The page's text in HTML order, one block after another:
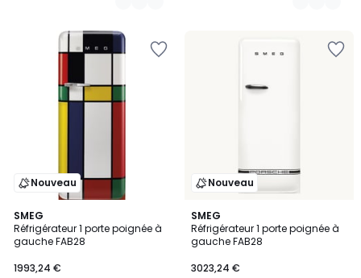
Nouveau
SMEG
Réfrigérateur 1 porte poignée à
gauche FAB28
1993,24 €
Nouveau
SMEG
Réfrigérateur 1 porte poignée à
gauche FAB28
3023,24 €